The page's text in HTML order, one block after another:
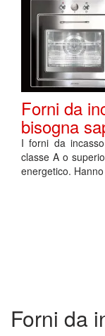
Forni da
bisogna
I forni da
classe A o
energetico.
Forni da